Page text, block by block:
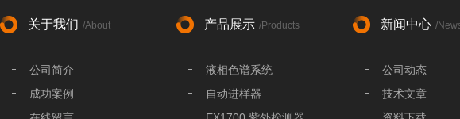
关于我们 /About
公司简介
成功案例
产品展示 /Products
液相色谱系统
自动进样器
新闻中心 /
公司动态
技术文章